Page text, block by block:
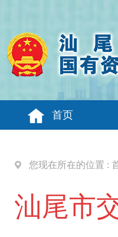
首页
您现在所在的位置 :
汕尾市